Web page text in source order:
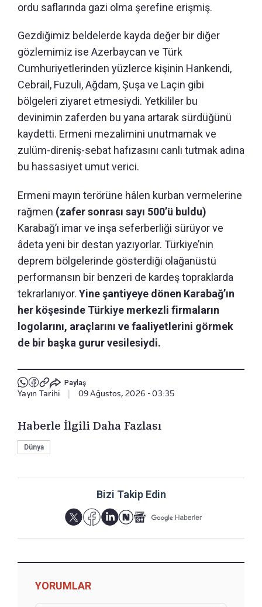
ordu saflarında gazi olma şerefine erişmiş.
Gezdiğimiz beldelerde kayda değer bir diğer
gözlemimiz ise Azerbaycan ve Türk
Cumhuriyetlerinden yüzlerce kişinin Hankendi,
Cebrail, Fuzuli, Ağdam, Şuşa ve Laçin gibi
bölgeleri ziyaret etmesiydi. Yetkililer bu
devinimin zaferden bu yana artarak sürdüğünü
kaydetti. Ermeni mezalimini unutmamak ve
zulüm-direniş-sebat hafızasını canlı tutmak adına
bu hassasiyet umut verici.
Ermeni mayın terörüne hâlen kurban vermelerine
rağmen (zafer sonrası sayı 500’ü buldu)
Karabağ’ı imar ve inşa seferberliği sürüyor ve
âdeta yeni bir destan yazıyorlar. Türkiye’nin
deprem bölgelerinde gösterdiği olağanüstü
performansın bir benzeri de kardeş topraklarda
tekrarlanıyor. Yine şantiyeye dönen Karabağ’ın
her köşesinde Türkiye merkezli firmaların
logolarını, araçlarını ve faaliyetlerini görmek
de bir başka gurur vesilesiydi.
Paylaş
Yayın Tarihi 09 Ağustos, 2026 - 03:35
Haberle İlgili Daha Fazlası
Dünya
Bizi Takip Edin
YORUMLAR